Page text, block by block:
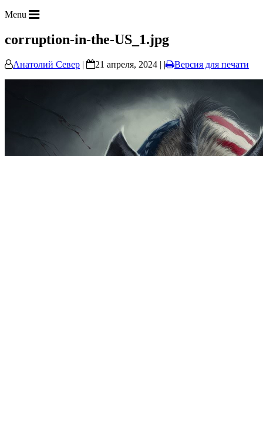
Menu
corruption-in-the-US_1.jpg
Анатолий Север | 21 апреля, 2024 | | Версия для печати